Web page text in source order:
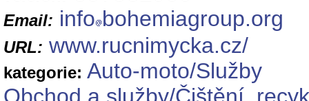
Email: info bohemiagroup.org
URL: www.rucnimycka.cz/
kategorie: Auto-moto/Služby